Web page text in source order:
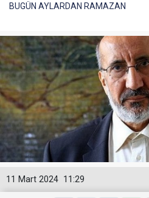
BUGÜN AYLARDAN RAMAZAN
11:29
11 Mart 2024